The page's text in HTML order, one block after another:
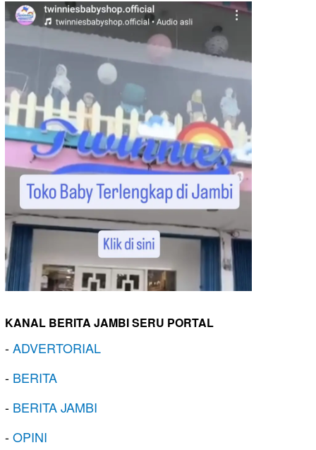
KANAL BERITA JAMBI SERU PORTAL
-ADVERTORIAL
- BERITA
- BERITA JAMBI
-OPINI